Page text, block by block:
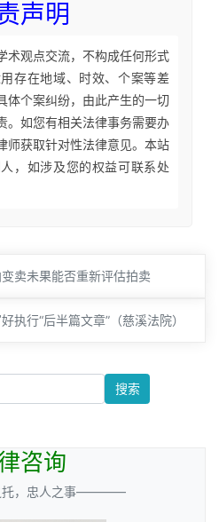
声明
术观点交流，不构成任何形式
存在地域、时效、个案等差
体个案纠纷，由此产生的一切
。如您有相关法律事务需要办
师获取针对性法律意见。本站
，如涉及您的权益可联系处
卖未果能否重新评估拍卖
执行“后半篇文章”（慈溪法院）
搜索
咨询
，忠人之事————